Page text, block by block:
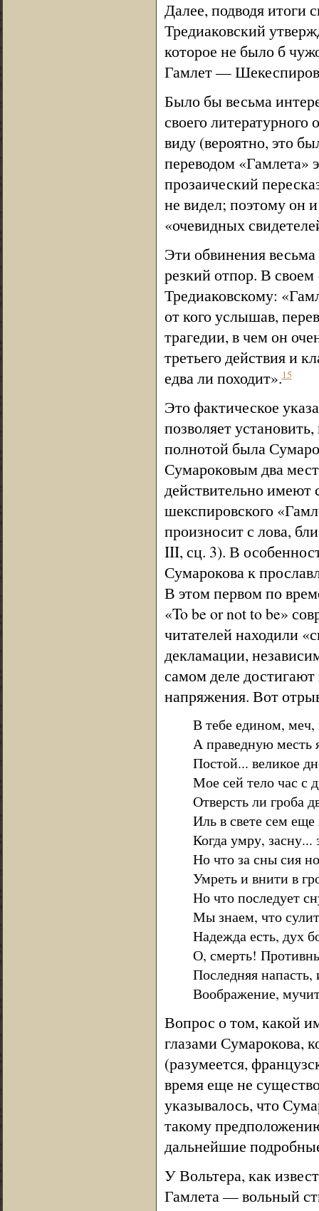
Далее, подводя итоги
Тредиаковский
которое не было б
Гамлет —
Было бы весьма
своего
виду (вероятно, это
переводом «Гамлета»
прозаический
не видел; поэтому он
«очевидных
Эти обвинения
резкий отпор. В
Тредиаковскому:
от кого услышав,
трагедии, в чем он
третьего действия и
едва ли походит».15
Это фактическое
позволяет
полнотой была
Сумароковым два
действительно имеют
шекспировского
произносит с лова,
III, сц. 3). В
Сумарокова к
В этом первом по
«To be or not to be»
читателей находили
декламации,
самом деле
напряжения. Вот
В тебе едином,
А праведную месть
Постой... великое
Мое сей тело час с
Отверсть ли гроба
Иль в свете сем еще
Когда умру, засну...
Но что за сны сия
Умреть и внити в
Но что последует
Мы знаем, что
Надежда есть, дух
О, смерть!
Последняя напасть,
Воображение,
Вопрос о том, какой
глазами Сумарокова,
(разумеется,
время еще не
указывалось, что
такому
дальнейшие
У Вольтера, как
Гамлета — вольный